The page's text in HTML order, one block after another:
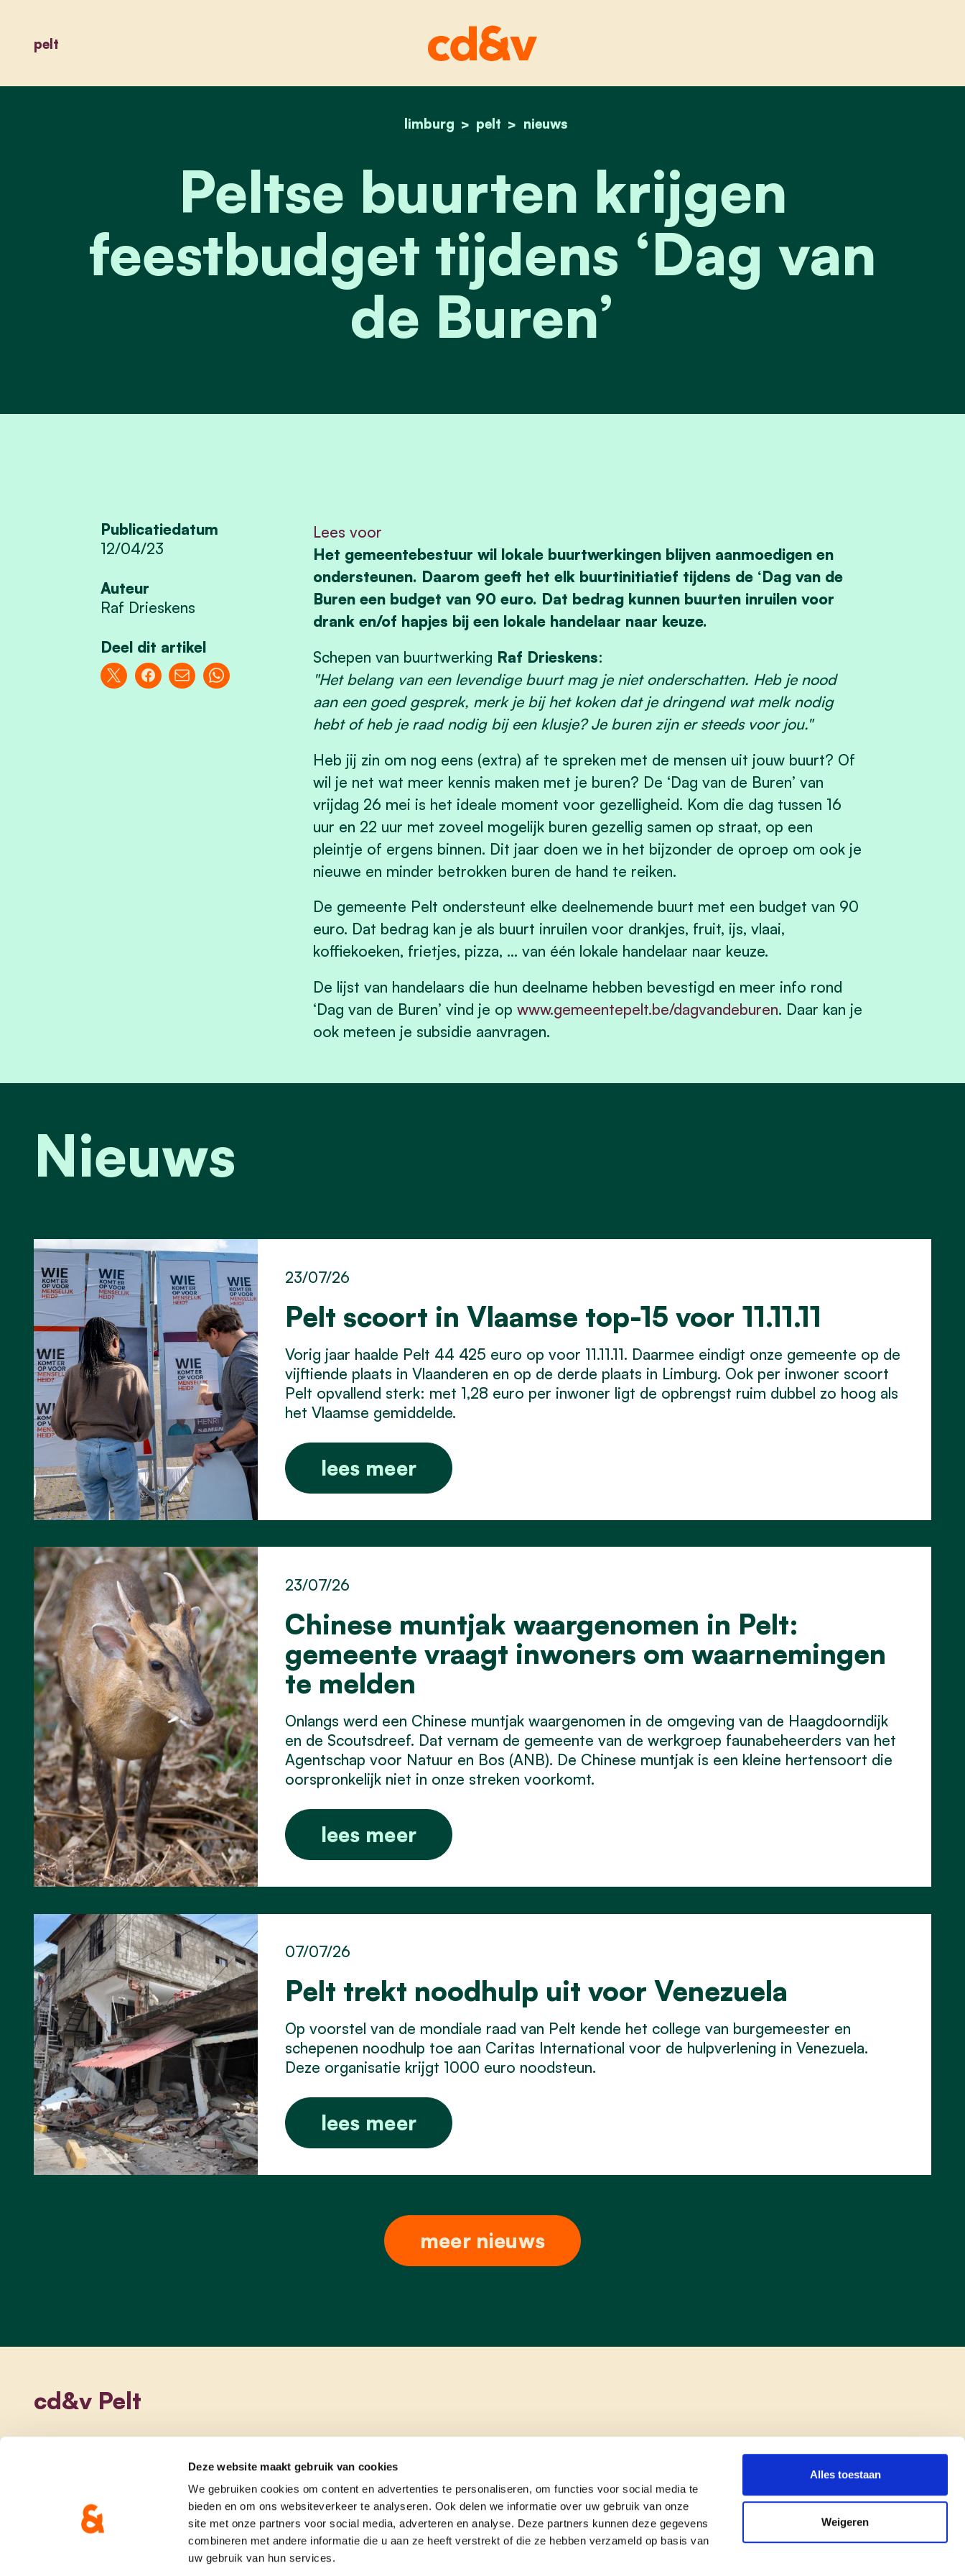
Deze website maakt gebruik van cookies
We gebruiken cookies om content en advertenties te personaliseren, om functies voor social media te
bieden en om ons websiteverkeer te analyseren. Ook delen we informatie over uw gebruik van onze
site met onze partners voor social media, adverteren en analyse. Deze partners kunnen deze gegevens
combineren met andere informatie die u aan ze heeft verstrekt of die ze hebben verzameld op basis van
uw gebruik van hun services.
Alles toestaan
Weigeren
pelt
home
limburg pelt nieuws
peltse buurten krijgen feestbudget tijdens ‘dag van de buren’
Peltse buurten krijgen
feestbudget tijdens ‘Dag van
de Buren’
Publicatiedatum
12/04/23
Auteur
Raf Drieskens
Deel dit artikel
Lees voor
Het gemeentebestuur wil lokale buurtwerkingen blijven aanmoedigen en
ondersteunen. Daarom geeft het elk buurtinitiatief tijdens de ‘Dag van de
Buren een budget van 90 euro. Dat bedrag kunnen buurten inruilen voor
drank en/of hapjes bij een lokale handelaar naar keuze.
Schepen van buurtwerking Raf Drieskens:
"Het belang van een levendige buurt mag je niet onderschatten. Heb je nood
aan een goed gesprek, merk je bij het koken dat je dringend wat melk nodig
hebt of heb je raad nodig bij een klusje? Je buren zijn er steeds voor jou."
Heb jij zin om nog eens (extra) af te spreken met de mensen uit jouw buurt? Of
wil je net wat meer kennis maken met je buren? De ‘Dag van de Buren’ van
vrijdag 26 mei is het ideale moment voor gezelligheid. Kom die dag tussen 16
uur en 22 uur met zoveel mogelijk buren gezellig samen op straat, op een
pleintje of ergens binnen. Dit jaar doen we in het bijzonder de oproep om ook je
nieuwe en minder betrokken buren de hand te reiken.
De gemeente Pelt ondersteunt elke deelnemende buurt met een budget van 90
euro. Dat bedrag kan je als buurt inruilen voor drankjes, fruit, ijs, vlaai,
koffiekoeken, frietjes, pizza, … van één lokale handelaar naar keuze.
De lijst van handelaars die hun deelname hebben bevestigd en meer info rond
‘Dag van de Buren’ vind je op www.gemeentepelt.be/dagvandeburen. Daar kan je
ook meteen je subsidie aanvragen.
Nieuws
Pelt scoort in Vlaamse top-15 voor 11.11.11
23/07/26
Vorig jaar haalde Pelt 44 425 euro op voor 11.11.11. Daarmee eindigt onze gemeente op de
vijftiende plaats in Vlaanderen en op de derde plaats in Limburg. Ook per inwoner scoort
Pelt opvallend sterk: met 1,28 euro per inwoner ligt de opbrengst ruim dubbel zo hoog als
het Vlaamse gemiddelde.
lees meer
Chinese muntjak waargenomen in Pelt:
gemeente vraagt inwoners om waarnemingen
te melden
23/07/26
Onlangs werd een Chinese muntjak waargenomen in de omgeving van de Haagdoorndijk
en de Scoutsdreef. Dat vernam de gemeente van de werkgroep faunabeheerders van het
Agentschap voor Natuur en Bos (ANB). De Chinese muntjak is een kleine hertensoort die
oorspronkelijk niet in onze streken voorkomt.
lees meer
Pelt trekt noodhulp uit voor Venezuela
07/07/26
Op voorstel van de mondiale raad van Pelt kende het college van burgemeester en
schepenen noodhulp toe aan Caritas International voor de hulpverlening in Venezuela.
Deze organisatie krijgt 1000 euro noodsteun.
lees meer
meer nieuws
cd&v Pelt